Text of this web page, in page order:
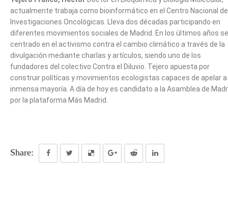
actualmente trabaja como bioinformático en el Centro Nacional de
Investigaciones Oncológicas. Lleva dos décadas participando en
diferentes movimientos sociales de Madrid. En los últimos años
centrado en el activismo contra el cambio climático a través de la
divulgación mediante charlas y artículos, siendo uno de los
fundadores del colectivo Contra el Diluvio. Tejero apuesta por
construir polítícas y movimientos ecologistas capaces de apelar a
inmensa mayoría. A día de hoy es candidato a la Asamblea de
por la plataforma Más Madrid.
Share: